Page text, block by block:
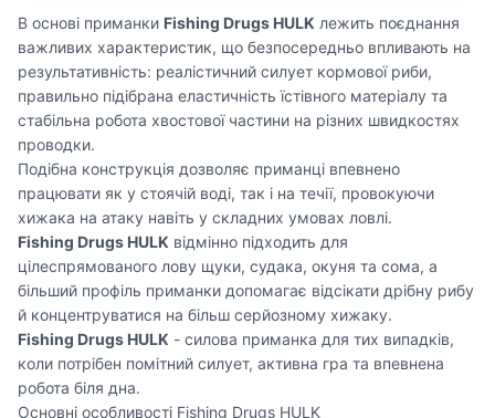
В основі приманки Fishing Drugs HULK лежить поєднання
важливих характеристик, що безпосередньо впливають на
результативність: реалістичний силует кормової риби,
правильно підібрана еластичність їстівного матеріалу та
стабільна робота хвостової частини на різних швидкостях
проводки.
Подібна конструкція дозволяє приманці впевнено
працювати як у стоячій воді, так і на течії, провокуючи
хижака на атаку навіть у складних умовах ловлі.
Fishing Drugs HULK відмінно підходить для
цілеспрямованого лову щуки, судака, окуня та сома, а
більший профіль приманки допомагає відсікати дрібну рибу
й концентруватися на більш серйозному хижаку.
Fishing Drugs HULK - силова приманка для тих випадків,
коли потрібен помітний силует, активна гра та впевнена
робота біля дна.
Основні особливості Fishing Drugs HULK